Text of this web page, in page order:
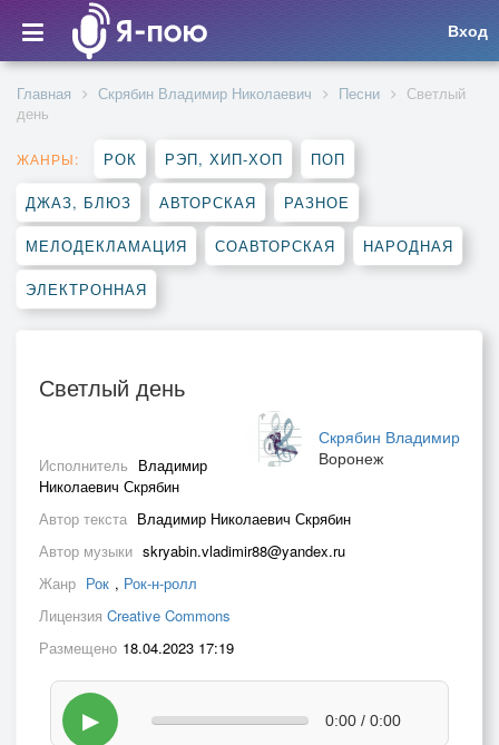
Вход
Главная Скрябин Владимир Николаевич Песни
Светлый
день
ЖАНРЫ: РОК РЭП, ХИП-ХОП ПОП
ДЖАЗ, БЛЮЗ АВТОРСКАЯ РАЗНОЕ
МЕЛОДЕКЛАМАЦИЯ СОАВТОРСКАЯ НАРОДНАЯ
ЭЛЕКТРОННАЯ
Светлый день
Скрябин Владимир
Воронеж
Исполнитель Владимир
Николаевич Скрябин
Автор текста Владимир Николаевич Скрябин
Автор музыки skryabin.vladimir88@yandex.ru
Жанр Рок , Рок-н-ролл
Лицензия Creative Commons
Размещено 18.04.2023 17:19
▶ 0:00 / 0:00